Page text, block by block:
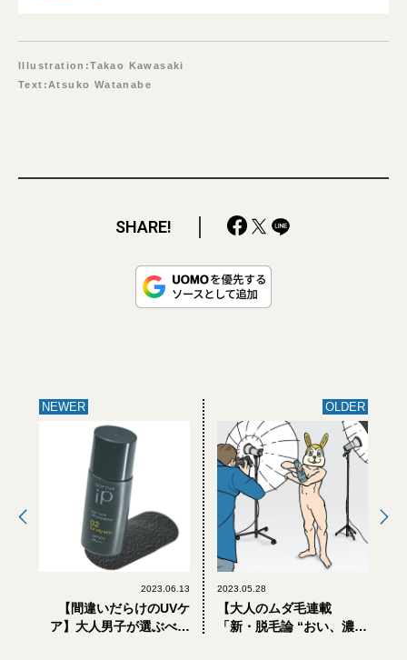
Illustration:Takao Kawasaki
Text:Atsuko Watanabe
SHARE!
NEWER
2023.06.13
【間違いだらけのUVケ
ア】大人男子が選ぶべき
OLDER
2023.05.28
【大人のムダ毛連載
「新・脱毛論 “おい、濃い